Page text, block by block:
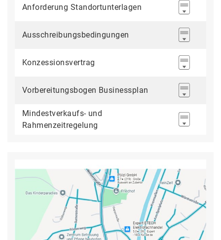
Anforderung Standortunterlagen
Ausschreibungsbedingungen
Konzessionsvertrag
Vorbereitungsbogen Businessplan
Mindestverkaufs- und
Rahmenzeitregelung